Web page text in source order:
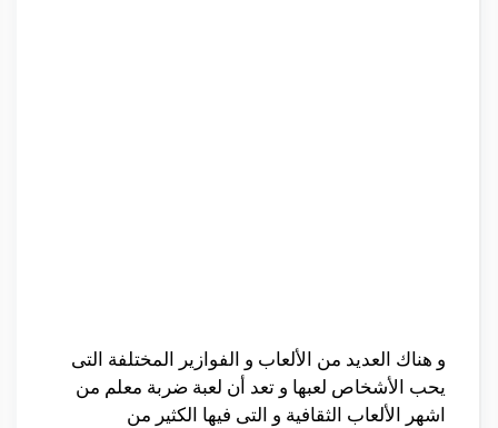
و هناك العديد من الألعاب و الفوازير المختلفة التى
يحب الأشخاص لعبها و تعد أن لعبة ضربة معلم من
اشهر الألعاب الثقافية و التى فيها الكثير من